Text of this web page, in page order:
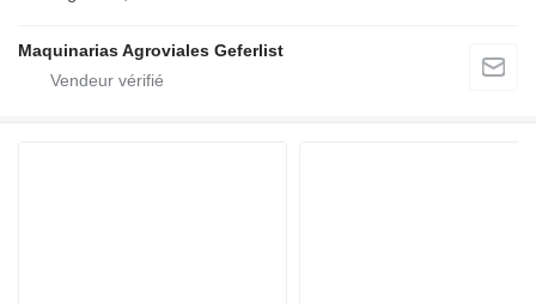
Maquinarias Agroviales Geferlist